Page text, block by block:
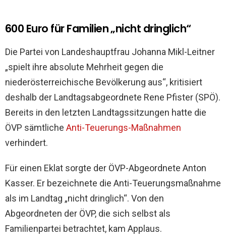
600 Euro für Familien „nicht dringlich“
Die Partei von Landeshauptfrau Johanna Mikl-Leitner
„spielt ihre absolute Mehrheit gegen die
niederösterreichische Bevölkerung aus“, kritisiert
deshalb der Landtagsabgeordnete Rene Pfister (SPÖ).
Bereits in den letzten Landtagssitzungen hatte die
ÖVP sämtliche Anti-Teuerungs-Maßnahmen
verhindert.
Für einen Eklat sorgte der ÖVP-Abgeordnete Anton
Kasser. Er bezeichnete die Anti-Teuerungsmaßnahme
als im Landtag „nicht dringlich“. Von den
Abgeordneten der ÖVP, die sich selbst als
Familienpartei betrachtet, kam Applaus.